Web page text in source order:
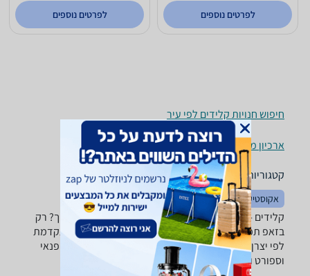
לפרטים נוספים לפרטים נוספים
חיפוש חנויות קלידים לפי עיר
ארכיון מוצרים
קטגוריות משלימות
אקוסטיקה
קלידים - ‏4 ‏84 ‏ס"מ רוצה למצוא את הקלידים שאתה צריך? רק
בזאפ תמצא מאות ביקורות על קלידים מערכת סינון מתקדמת
לפי יצרן , סוג ועוד, השוואת מחירים ביותר מאלף חנויות פנאי
וספורט ותקבל החלטה חכמה!